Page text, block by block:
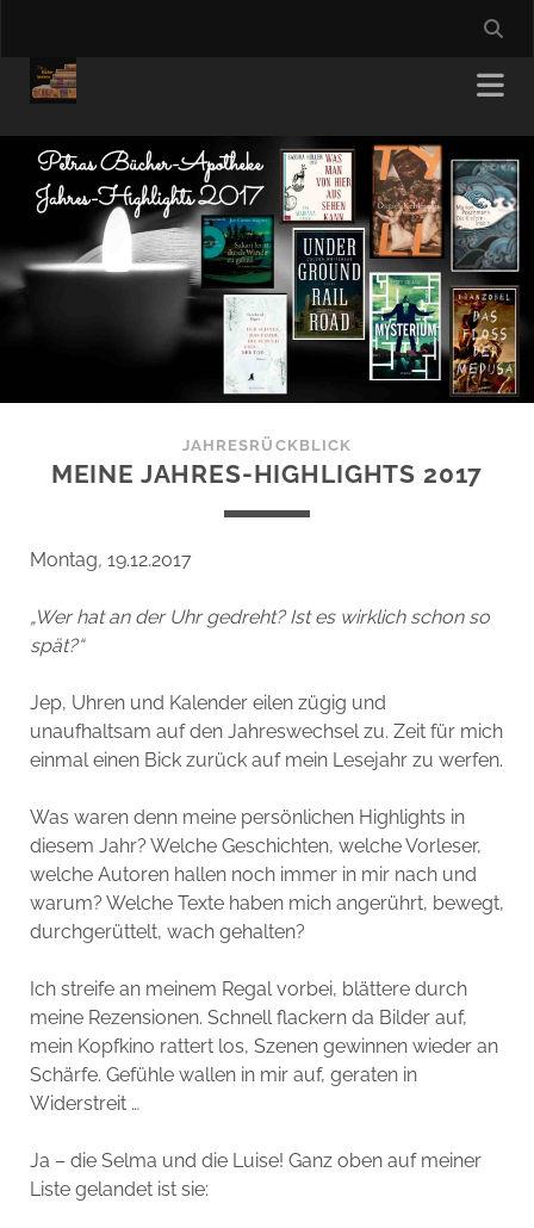
JAHRESRÜCKBLICK
MEINE JAHRES-HIGHLIGHTS 2017
Montag, 19.12.2017
„Wer hat an der Uhr gedreht? Ist es wirklich schon so
spät?“
Jep, Uhren und Kalender eilen zügig und
unaufhaltsam auf den Jahreswechsel zu. Zeit für mich
einmal einen Bick zurück auf mein Lesejahr zu werfen.
Was waren denn meine persönlichen Highlights in
diesem Jahr? Welche Geschichten, welche Vorleser,
welche Autoren hallen noch immer in mir nach und
warum? Welche Texte haben mich angerührt, bewegt,
durchgerüttelt, wach gehalten?
Ich streife an meinem Regal vorbei, blättere durch
meine Rezensionen. Schnell flackern da Bilder auf,
mein Kopfkino rattert los, Szenen gewinnen wieder an
Schärfe. Gefühle wallen in mir auf, geraten in
Widerstreit …
Ja – die Selma und die Luise! Ganz oben auf meiner
Liste gelandet ist sie: